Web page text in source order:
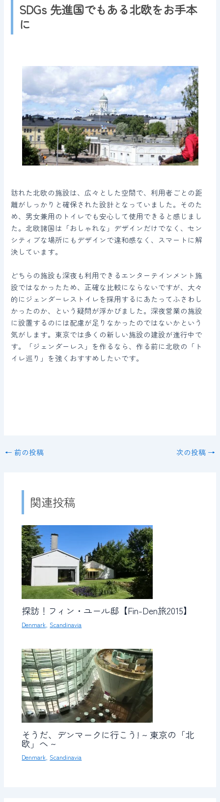
SDGs 先進国でもある北欧をお手本
に
訪れた北欧の施設は、広々とした空間で、利用者ごとの距
離がしっかりと確保された設計となっていました。そのた
め、男女兼用のトイレでも安心して使用できると感じまし
た。北欧諸国は「おしゃれな」デザインだけでなく、セン
シティブな場所にもデザインで違和感なく、スマートに解
決しています。
どちらの施設も深夜も利用できるエンターテインメント施
設ではなかったため、正確な比較にならないですが、大々
的にジェンダーレストイレを採用するにあたってふさわし
かったのか、という疑問が浮かびました。深夜営業の施設
に設置するのには配慮が足りなかったのではないかという
気がします。東京では多くの新しい施設の建設が進行中で
す。「ジェンダーレス」を作るなら、作る前に北欧の「ト
イレ巡り」を強くおすすめしたいです。
← 前の投稿 次の投稿 →
関連投稿
探訪！フィン・ユール邸【Fin-Den旅2015】
Denmark ,Scandinavia
そうだ、デンマークに行こう! ~ 東京の「北
欧」へ ~
Denmark,Scandinavia